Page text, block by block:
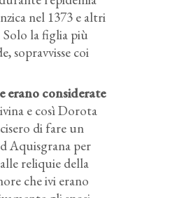
nel 1373 e altri
Solo la figlia più
sopravvisse coi
erano considerate
e così Dorota
di fare un
Aquisgrana per
reliquie della
che ivi erano